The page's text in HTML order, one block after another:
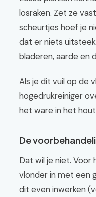
losraken. Zet ze
scheurtjes hoef je
dat er niets
bladeren, aarde en
Als je dit vuil op de
hogedrukreiniger
het ware in het
De
Dat wil je niet.
vlonder in met een
dit even inwerken